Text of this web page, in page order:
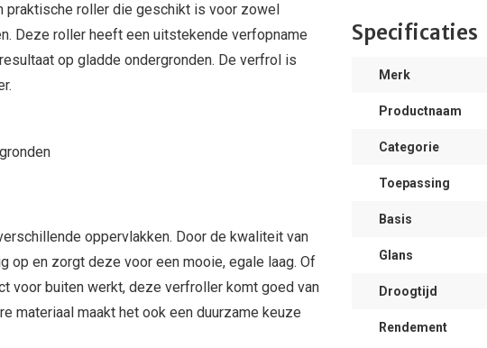
roller die geschikt is voor zowel
Deze roller heeft een uitstekende verfopname
op gladde ondergronden. De verfrol is
oppervlakken. Door de kwaliteit van
op en zorgt deze voor een mooie, egale laag. Of
voor buiten werkt, deze verfroller komt goed van
materiaal maakt het ook een duurzame keuze
Specificaties
Merk
Productnaam
Categorie
Toepassing
Basis
Glans
Droogtijd
Rendement